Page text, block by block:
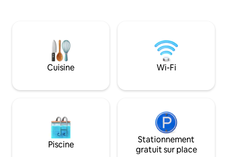
préféré. Au coucher du soleil, détendez-
vous autour du feu et profitez de
soirées paisibles. Recevez un laissez-
passer gratuit pour les invités à LotW
pendant votre séjour
cheminée et un
voyageurs
propres repas
entièrement équipée.
devant la porte !
Cuisine Wi-Fi
Piscine
Stationnement
gratuit sur place